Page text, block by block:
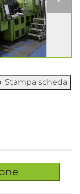
Stampa scheda